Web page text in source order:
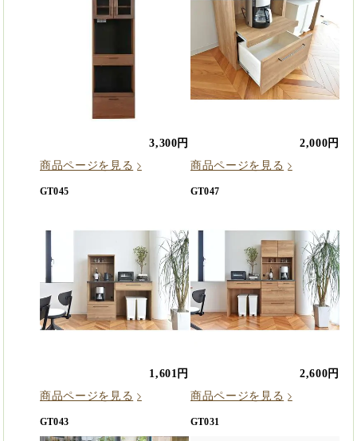
3,300円
商品ページを見る
2,000円
商品ページを見る
GT045
1,601円
商品ページを見る
GT047
2,600円
商品ページを見る
GT043 GT031